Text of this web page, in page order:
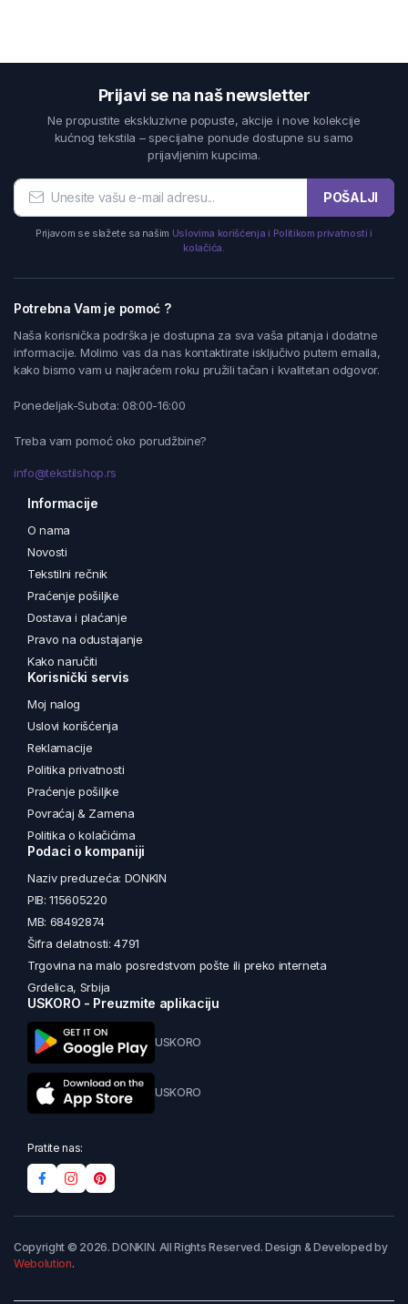
Prijavi se na naš newsletter
Ne propustite ekskluzivne popuste, akcije i nove kolekcije
kućnog tekstila – specijalne ponude dostupne su samo
prijavljenim kupcima.
POŠALJI
Prijavom se slažete sa našim Uslovima korišćenja i Politikom privatnosti i
kolačića.
Potrebna Vam je pomoć ?
Naša korisnička podrška je dostupna za sva vaša pitanja i dodatne
informacije. Molimo vas da nas kontaktirate isključivo putem emaila,
kako bismo vam u najkraćem roku pružili tačan i kvalitetan odgovor.
Ponedeljak-Subota: 08:00-16:00
Treba vam pomoć oko porudžbine?
info@tekstilshop.rs
Informacije
O nama
Novosti
Tekstilni rečnik
Praćenje pošiljke
Dostava i plaćanje
Pravo na odustajanje
Kako naručiti
Korisnički servis
Moj nalog
Uslovi korišćenja
Reklamacije
Politika privatnosti
Praćenje pošiljke
Povraćaj & Zamena
Politika o kolačićima
Podaci o kompaniji
Naziv preduzeća: DONKIN
PIB: 115605220
MB: 68492874
Šifra delatnosti: 4791
Trgovina na malo posredstvom pošte ili preko interneta
Grdelica, Srbija
USKORO - Preuzmite aplikaciju
USKORO
USKORO
Pratite nas:
Copyright © 2026. DONKIN. All Rights Reserved. Design & Developed by
Webolution.